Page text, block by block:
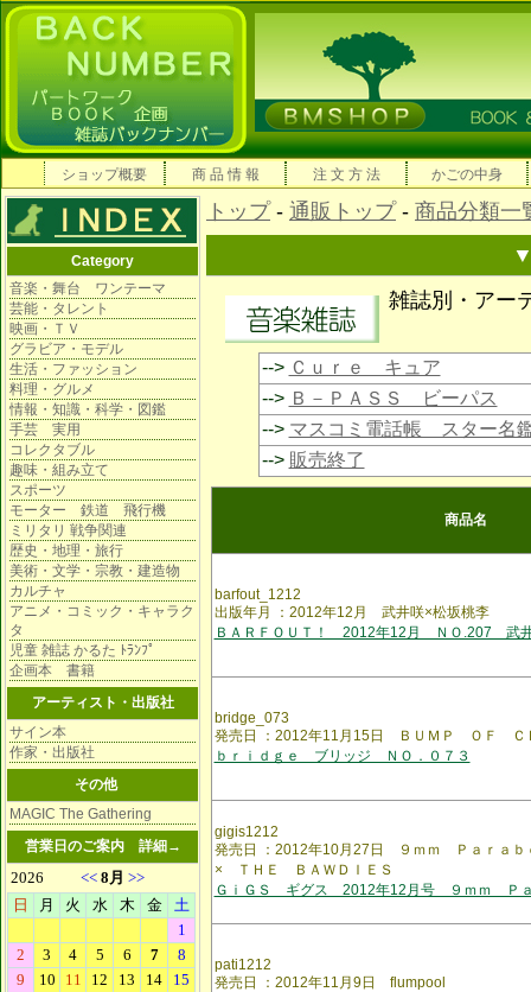
ショップ概要 商 品 情 報 注 文 方 法 かごの中身
Category
音楽・舞台 ワンテーマ
芸能・タレント
映画・ＴＶ
グラビア・モデル
生活・ファッション
料理・グルメ
情報・知識・科学・図鑑
手芸 実用
コレクタブル
趣味・組み立て
スポーツ
モーター 鉄道 飛行機
ミリタリ 戦争関連
歴史・地理・旅行
美術・文学・宗教・建造物
カルチャ
アニメ・コミック・キャラク
タ
児童 雑誌 かるた ﾄﾗﾝﾌﾟ
企画本 書籍
アーティスト・出版社
サイン本
作家・出版社
その他
MAGIC The Gathering
営業日のご案内 詳細→
トップ- 通販トップ- 商品分類一
雑誌別・アー
--> Ｃｕｒｅ キュア
--> Ｂ－ＰＡＳＳ ビーパス
--> マスコミ電話帳 スター名
--> 販売終了
商品名
barfout_1212
出版年月 ：2012年12月 武井咲×松坂桃李
ＢＡＲＦＯＵＴ！ 2012年12月 ＮＯ.207 武
bridge_073
発売日 ：2012年11月15日 ＢＵＭＰ ＯＦ Ｃ
ｂｒｉｄｇｅ ブリッジ ＮＯ．０７３
gigis1212
発売日 ：2012年10月27日 ９ｍｍ Ｐａｒａ
× ＴＨＥ ＢＡＷＤＩＥＳ
ＧｉＧＳ ギグス 2012年12月号 ９ｍｍ Ｐ
pati1212
発売日 ：2012年11月9日 flumpool